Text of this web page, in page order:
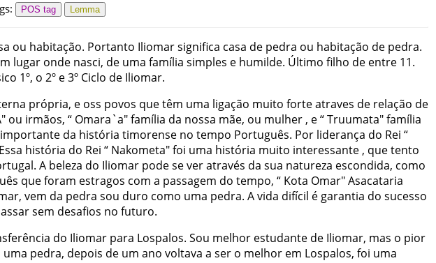
: POS tag Lemma
ou habitação. Portanto Iliomarsignifica casa de pedra ou habitação de pedra.
lugar onde nasci, de uma família simples e humilde. Último filho de entre 11.
1º, o 2º e3º Ciclo de Iliomar.
própria, e oss povos quetêm uma ligação muito forteatraves de relação de
" ou irmãos, “ Omara`a"família da nossa mãe, ou mulher , e“Truumata"família
importante da história timorense no tempo Português. Por liderança do Rei “
Essa história do Rei “ Nakometa"foi uma história muito interessante , quetento
. A beleza do Iliomar podeseveratravés da sua natureza escondida, como
queforam estragos com a passagem do tempo, “ Kota Omar"Asacataria
, vem da pedra sou duro como uma pedra. Avida difícil é garantia do sucesso
sem desafios no futuro.
do Iliomar para Lospalos. Sou melhor estudante de Iliomar, mas o pior
uma pedra, depois de um ano voltava a ser o melhor em Lospalos, foi uma